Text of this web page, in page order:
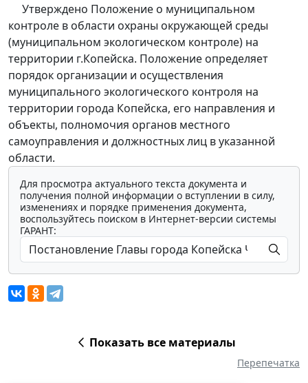
Утверждено Положение о муниципальном
контроле в области охраны окружающей среды
(муниципальном экологическом контроле) на
территории г.Копейска. Положение определяет
порядок организации и осуществления
муниципального экологического контроля на
территории города Копейска, его направления и
объекты, полномочия органов местного
самоуправления и должностных лиц в указанной
области.
Для просмотра актуального текста документа и
получения полной информации о вступлении в силу,
изменениях и порядке применения документа,
воспользуйтесь поиском в Интернет-версии системы
ГАРАНТ:
Показать все материалы
Перепечатка